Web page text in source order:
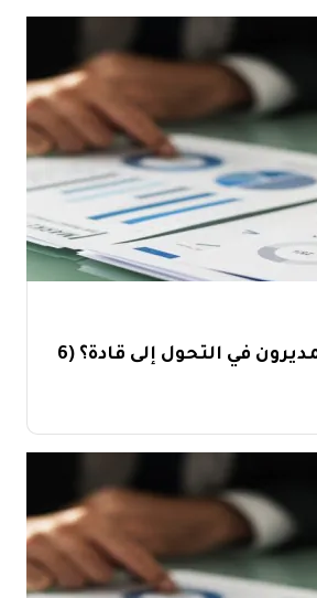
لماذا يفشل المديرون في التحول إلى قادة؟ (6